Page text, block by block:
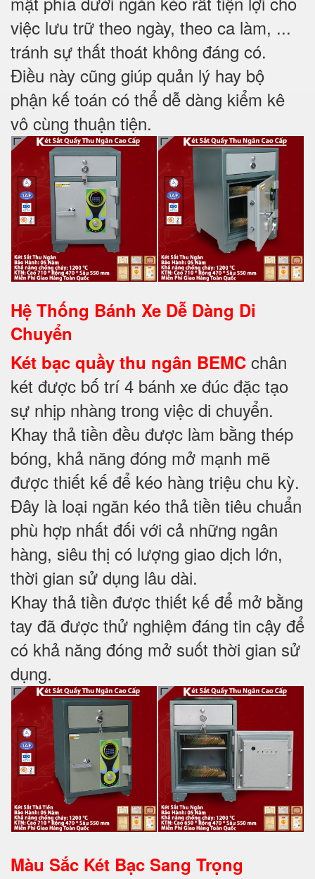
việc lưu trữ theo ngày, theo ca làm, ...
tránh sự thất thoát không đáng có.
Điều này cũng giúp quản lý hay bộ
phận kế toán có thể dễ dàng kiểm kê
vô cùng thuận tiện.
Hệ Thống Bánh Xe Dễ Dàng Di
Chuyển
Két bạc quầy thu ngân BEMC chân
két được bố trí 4 bánh xe đúc đặc tạo
sự nhịp nhàng trong việc di chuyển.
Khay thả tiền đều được làm bằng thép
bóng, khả năng đóng mở mạnh mẽ
được thiết kế để kéo hàng triệu chu kỳ.
Đây là loại ngăn kéo thả tiền tiêu chuẩn
phù hợp nhất đối với cả những ngân
hàng, siêu thị có lượng giao dịch lớn,
thời gian sử dụng lâu dài.
Khay thả tiền được thiết kế để mở bằng
tay đã được thử nghiệm đáng tin cậy để
có khả năng đóng mở suốt thời gian sử
dụng.
Màu Sắc Két Bạc Sang Trọng